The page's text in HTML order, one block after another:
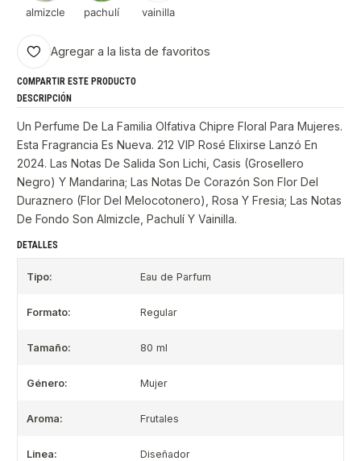
almizcle pachulí vainilla
Agregar a la lista de favoritos
COMPARTIR ESTE PRODUCTO
DESCRIPCIÓN
Un Perfume De La Familia Olfativa Chipre Floral Para Mujeres.
Esta Fragrancia Es Nueva. 212 VIP Rosé Elixirse Lanzó En
2024. Las Notas De Salida Son Lichi, Casis (Grosellero
Negro) Y Mandarina; Las Notas De Corazón Son Flor Del
Duraznero (Flor Del Melocotonero), Rosa Y Fresia; Las Notas
De Fondo Son Almizcle, Pachulí Y Vainilla.
DETALLES
Tipo: Eau de Parfum
Formato: Regular
Tamaño: 80 ml
Género: Mujer
Aroma: Frutales
Linea: Diseñador